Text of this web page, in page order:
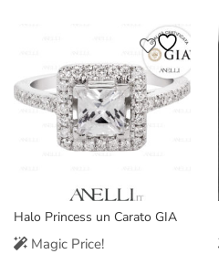
€10.000,00.
€6.477,00.
Halo Princess un Carato GIA
Magic Price!